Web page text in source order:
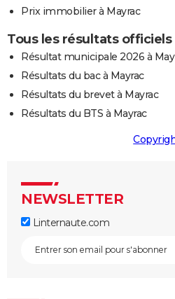
Prix immobilier à Mayrac
Tous les résultats officiels
Résultat municipale 2026 à
Résultats du bac à Mayrac
Résultats du brevet à Mayrac
Résultats du BTS à Mayrac
NEWSLETTER
Linternaute.com